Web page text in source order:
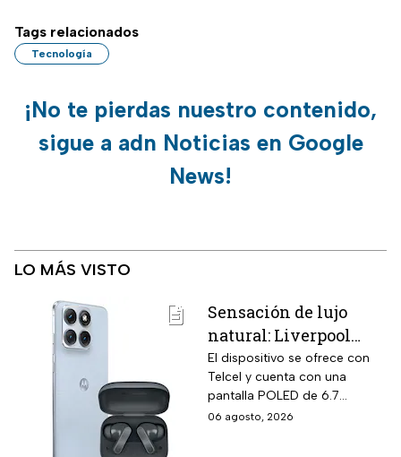
Tags relacionados
Tecnología
¡No te pierdas nuestro contenido,
sigue a adn Noticias en Google
News!
LO MÁS VISTO
Sensación de lujo
natural: Liverpool
remata el Motorola
Edge 70 Fusion de
256GB de
almacenamiento,
El dispositivo se ofrece con
Telcel y cuenta con una
pantalla POLED de 6.7
pulgadas y funciones
06 agosto, 2026